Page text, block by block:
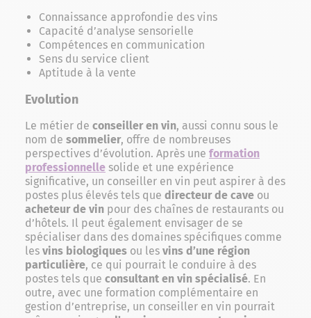
Connaissance approfondie des vins
Capacité d’analyse sensorielle
Compétences en communication
Sens du service client
Aptitude à la vente
Evolution
Le métier de conseiller en vin, aussi connu sous le
nom de sommelier, offre de nombreuses
perspectives d’évolution. Après une formation
professionnelle solide et une expérience
significative, un conseiller en vin peut aspirer à des
postes plus élevés tels que directeur de cave ou
acheteur de vin pour des chaînes de restaurants ou
d’hôtels. Il peut également envisager de se
spécialiser dans des domaines spécifiques comme
les vins biologiques ou les vins d’une région
particulière, ce qui pourrait le conduire à des
postes tels que consultant en vin spécialisé. En
outre, avec une formation complémentaire en
gestion d’entreprise, un conseiller en vin pourrait